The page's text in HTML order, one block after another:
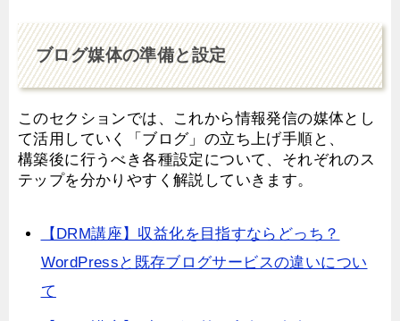
ブログ媒体の準備と設定
このセクションでは、これから情報発信の媒体とし
て活用していく「ブログ」の立ち上げ手順と、
構築後に行うべき各種設定について、それぞれのス
テップを分かりやすく解説していきます。
【DRM講座】収益化を目指すならどっち？
WordPressと既存ブログサービスの違いについ
て